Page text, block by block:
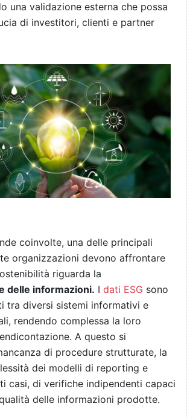
una validazione esterna che possa
di investitori, clienti e partner
coinvolte, una delle principali
organizzazioni devono affrontare
riguarda la
delle informazioni. I dati ESG sono
tra diversi sistemi informativi e
rendendo complessa la loro
A questo si
di procedure strutturate, la
dei modelli di reporting e
casi, di verifiche indipendenti capaci
delle informazioni prodotte.